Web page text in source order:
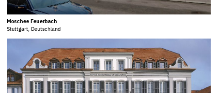
Moschee Feuerbach
Stuttgart, Deutschland